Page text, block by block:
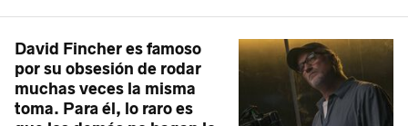
David Fincher es famoso
por su obsesión de rodar
muchas veces la misma
toma. Para él, lo raro es